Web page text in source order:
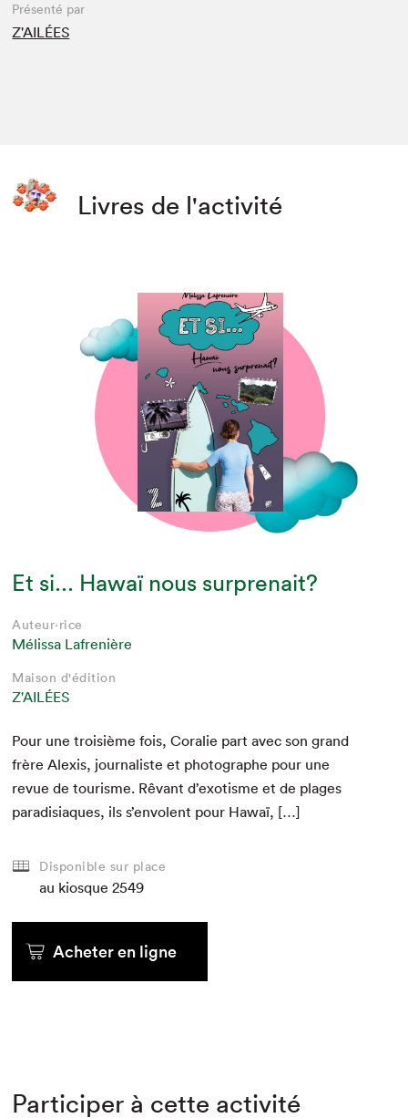
Présenté par
Z'AILÉES
Livres de l'activité
Et si... Hawaï nous surprenait?
Auteur·rice
Mélissa Lafrenière
Maison d'édition
Z'AILÉES
Pour une troisième fois, Coralie part avec son grand
frère Alex­is, jour­nal­iste et pho­tographe pour une
revue de tourisme. Rêvant d’exotisme et de plages
par­a­disi­aques, ils s’en­v­o­lent pour Hawaï, […]
Disponible sur place
au kiosque 2549
Acheter en ligne
Participer à cette activité